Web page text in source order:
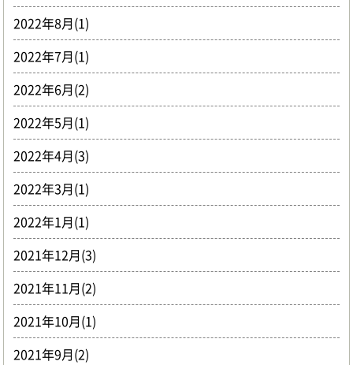
2022年8月(1)
2022年7月(1)
2022年6月(2)
2022年5月(1)
2022年4月(3)
2022年3月(1)
2022年1月(1)
2021年12月(3)
2021年11月(2)
2021年10月(1)
2021年9月(2)